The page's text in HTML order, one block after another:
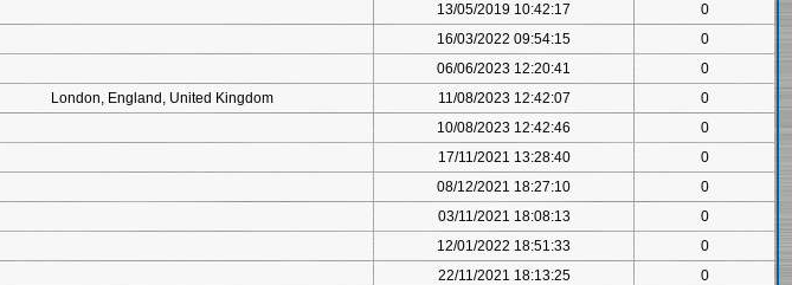
13/05/2019 10:42:17
0
16/03/2022 09:54:15
0
06/06/2023 12:20:41
0
London, England, United Kingdom 11/08/2023 12:42:07
0
10/08/2023 12:42:46
0
17/11/2021 13:28:40
0
08/12/2021 18:27:10
0
03/11/2021 18:08:13
0
12/01/2022 18:51:33
0
22/11/2021 18:13:25
0